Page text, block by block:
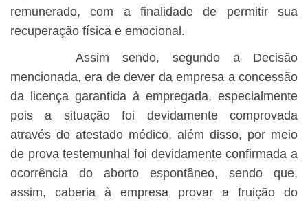
remunerado, com a finalidade de permitir sua
recuperação física e emocional.
Assim sendo, segundo a Decisão
mencionada, era de dever da empresa a concessão
da licença garantida à empregada, especialmente
pois a situação foi devidamente comprovada
através do atestado médico, além disso, por meio
de prova testemunhal foi devidamente confirmada a
ocorrência do aborto espontâneo, sendo que,
assim, caberia à empresa provar a fruição do